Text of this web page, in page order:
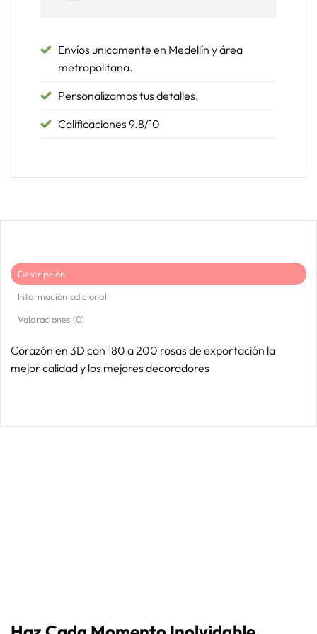
Envíos unicamente en Medellín y área
metropolitana.
Personalizamos tus detalles.
Calificaciones 9.8/10
Descripción
Información adicional
Valoraciones (0)
Corazón en 3D con 180 a 200 rosas de exportación la
mejor calidad y los mejores decoradores